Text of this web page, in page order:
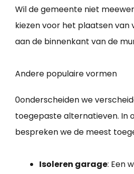
Wil de gemeente niet
kiezen voor het plaatsen van
aan de binnenkant van de
Andere populaire vormen
0onderscheiden we
toegepaste alternatieven. In
bespreken we de meest
Isoleren garage: Een